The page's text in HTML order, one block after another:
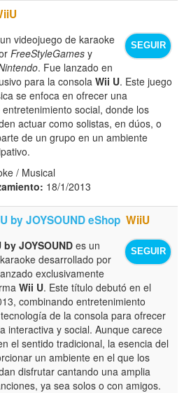
SEGUIR
videojuego de karaoke
FreeStyleGames y
. Fue lanzado en
para la consolaWii U. Este juego
se enfoca en ofrecer una
social, donde los
actuar como solistas, en dúos, o
de un grupo en un ambiente
/ Musical
18/1/2013
by JOYSOUND eShop WiiU
SEGUIR
JOYSOUNDes un
desarrollado por
exclusivamente
Wii U. Este título debutó en el
combinando entretenimiento
de la consola para ofrecer
interactiva y social. Aunque carece
el sentido tradicional, la esencia del
un ambiente en el que los
disfrutar cantando una amplia
ya sea solos o con amigos.